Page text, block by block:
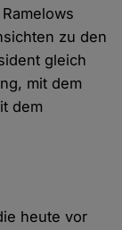
zu den
gleich
mit dem
dem
heute vor